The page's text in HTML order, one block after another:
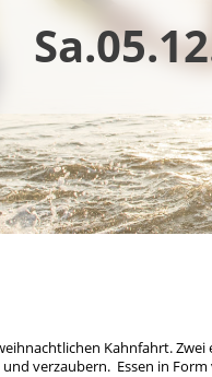
Kahnfahrt.
verzaubern. Essen in